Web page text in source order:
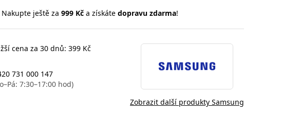
ještě za 999 Kča získáte dopravu zdarma!
cena za 30 dnů: 399 Kč
731 000 147
7:30–17:00 hod)
Zobrazit další produkty Samsung